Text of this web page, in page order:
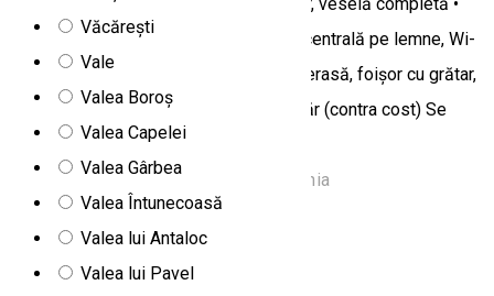
Văcărești
Vale
Valea Boroș
Valea Capelei
Valea Gârbea
Valea Întunecoasă
Valea lui Antaloc
Valea lui Pavel
electric, mașină de spălat vase, frigider, veselă completă •
Confort: Apă caldă non-stop, încălzire centrală pe lemne, Wi-
Fi, parcare proprie • Spații exterioare: Terasă, foișor cu grătar,
plită și cuptor • Relaxare: Saună și ciubăr (contra cost) Se
închiriază pentru minim 2 nopți.
Bilbor, nr. 71A, Bilbor 537020, Romania
Apartament
Casa Bradu